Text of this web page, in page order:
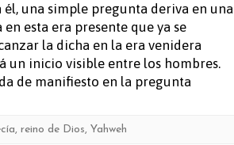
una simple pregunta deriva en una
esta era presente que ya se
la dicha en la era venidera
un inicio visible entre los hombres.
de manifiesto en la pregunta
, reino de Dios, Yahweh